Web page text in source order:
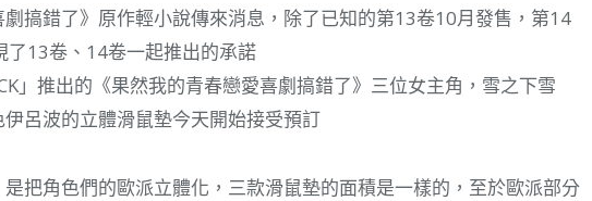
劇搞錯了》原作輕小說傳來消息，除了已知的第13卷10月發售，第14
了13卷、14卷一起推出的承諾
」推出的《果然我的青春戀愛喜劇搞錯了》三位女主角，雪之下雪
呂波的立體滑鼠墊今天開始接受預訂
把角色們的歐派立體化，三款滑鼠墊的面積是一樣的，至於歐派部分